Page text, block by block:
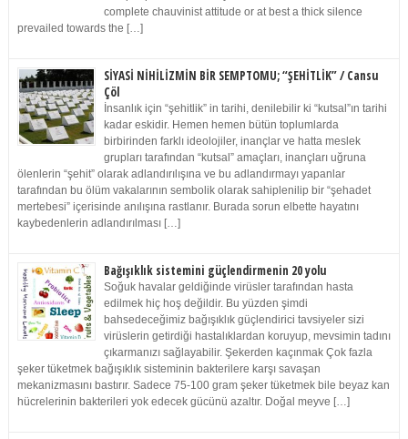
complete chauvinist attitude or at best a thick silence
prevailed towards the […]
SİYASİ NİHİLİZMİN BİR SEMPTOMU; “ŞEHİTLİK” / Cansu
Çöl
İnsanlık için “şehitlik” in tarihi, denilebilir ki “kutsal”ın tarihi
kadar eskidir. Hemen hemen bütün toplumlarda
birbirinden farklı ideolojiler, inançlar ve hatta meslek
grupları tarafından “kutsal” amaçları, inançları uğruna
ölenlerin “şehit” olarak adlandırılışına ve bu adlandırmayı yapanlar
tarafından bu ölüm vakalarının sembolik olarak sahiplenilip bir “şehadet
mertebesi” içerisinde anılışına rastlanır. Burada sorun elbette hayatını
kaybedenlerin adlandırılması […]
Bağışıklık sistemini güçlendirmenin 20 yolu
Soğuk havalar geldiğinde virüsler tarafından hasta
edilmek hiç hoş değildir. Bu yüzden şimdi
bahsedeceğimiz bağışıklık güçlendirici tavsiyeler sizi
virüslerin getirdiği hastalıklardan koruyup, mevsimin tadını
çıkarmanızı sağlayabilir. Şekerden kaçınmak Çok fazla
şeker tüketmek bağışıklık sisteminin bakterilere karşı savaşan
mekanizmasını bastırır. Sadece 75-100 gram şeker tüketmek bile beyaz kan
hücrelerinin bakterileri yok edecek gücünü azaltır. Doğal meyve […]